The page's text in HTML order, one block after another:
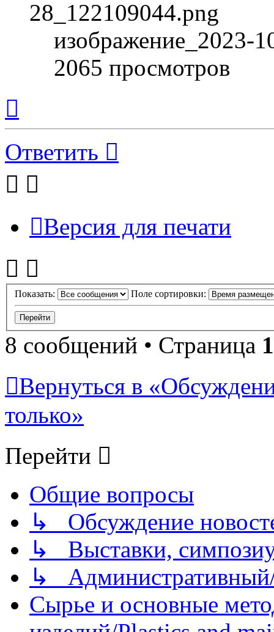
изображение_2023-
2065 просмотров
началу
Ответить
Версия для печати
Показать: Поле сортировки:
8 сообщений • Страница 1
Вернуться в
только»
Перейти
Общие вопросы
↳ Обсуждение
↳ Выставки,
↳
Сырье и основные